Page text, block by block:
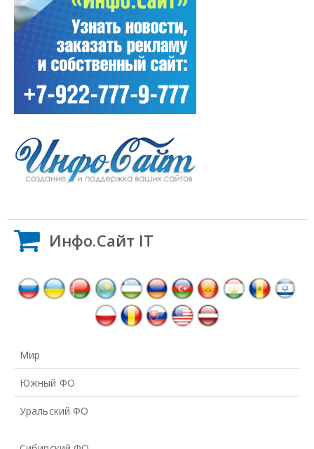
Инфо.Сайт IT
Мир
Южный ФО
Уральский ФО